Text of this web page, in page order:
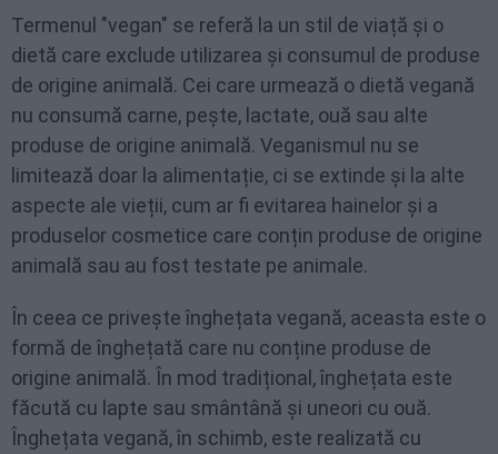
Termenul "vegan" se referă la un stil de viață și o
dietă care exclude utilizarea și consumul de produse
de origine animală. Cei care urmează o dietă vegană
nu consumă carne, pește, lactate, ouă sau alte
produse de origine animală. Veganismul nu se
limitează doar la alimentație, ci se extinde și la alte
aspecte ale vieții, cum ar fi evitarea hainelor și a
produselor cosmetice care conțin produse de origine
animală sau au fost testate pe animale.
În ceea ce privește înghețata vegană, aceasta este o
formă de înghețată care nu conține produse de
origine animală. În mod tradițional, înghețata este
făcută cu lapte sau smântână și uneori cu ouă.
Înghețata vegană, în schimb, este realizată cu